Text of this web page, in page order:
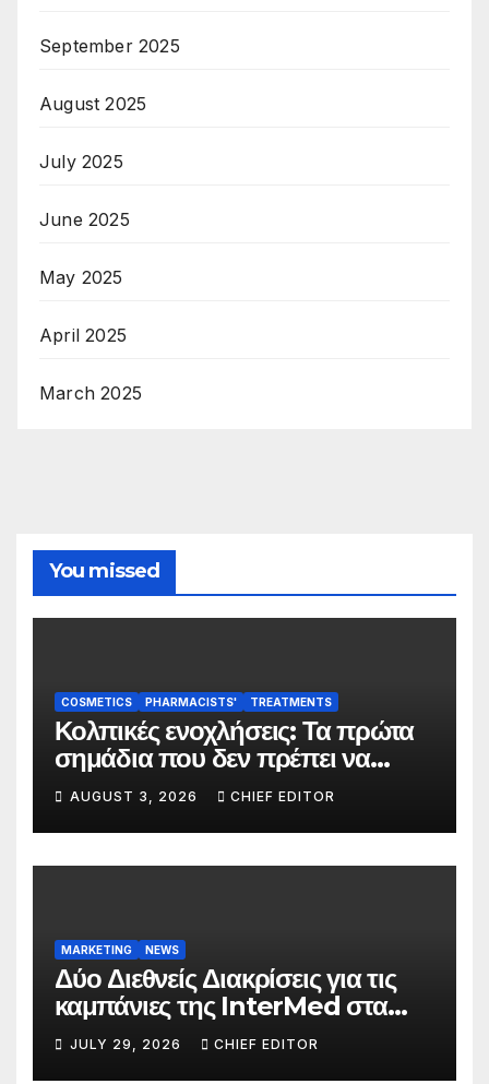
September 2025
August 2025
July 2025
June 2025
May 2025
April 2025
March 2025
You missed
COSMETICS PHARMACISTS' TREATMENTS
Κολπικές ενοχλήσεις: Τα πρώτα
σημάδια που δεν πρέπει να
αγνοούνται
AUGUST 3, 2026 CHIEF EDITOR
MARKETING NEWS
Δύο Διεθνείς Διακρίσεις για τις
καμπάνιες της InterMed στα
FOOH Awards 2026
JULY 29, 2026 CHIEF EDITOR